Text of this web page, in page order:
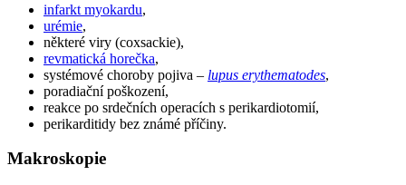
infarkt myokardu,
urémie,
některé viry (coxsackie),
revmatická horečka,
systémové choroby pojiva – lupus erythematodes,
poradiační poškození,
reakce po srdečních operacích s perikardiotomií,
perikarditidy bez známé příčiny.
Makroskopie